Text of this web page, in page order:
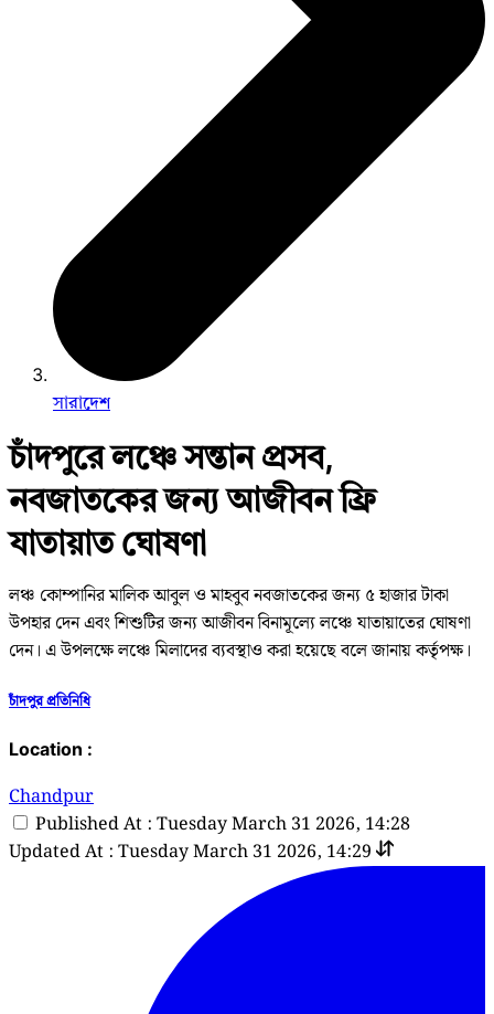
সারাদেশ
চাঁদপুরে লঞ্চে সন্তান প্রসব,
নবজাতকের জন্য আজীবন ফ্রি
যাতায়াত ঘোষণা
লঞ্চ কোম্পানির মালিক আবুল ও মাহবুব নবজাতকের জন্য ৫ হাজার টাকা
উপহার দেন এবং শিশুটির জন্য আজীবন বিনামূল্যে লঞ্চে যাতায়াতের ঘোষণা
দেন। এ উপলক্ষে লঞ্চে মিলাদের ব্যবস্থাও করা হয়েছে বলে জানায় কর্তৃপক্ষ।
চাঁদপুর প্রতিনিধি
Location :
Chandpur
Published At : Tuesday March 31 2026, 14:28
Updated At : Tuesday March 31 2026, 14:29